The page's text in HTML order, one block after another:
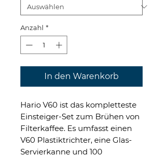
Anzahl *
In den Warenkorb
Hario V60 ist das kompletteste
Einsteiger-Set zum Brühen von
Filterkaffee. Es umfasst einen
V60 Plastiktrichter, eine Glas-
Servierkanne und 100